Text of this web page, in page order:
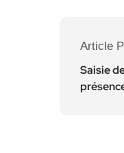
Article
Saisie